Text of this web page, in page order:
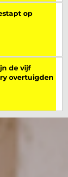
op
de vijf
overtuigden